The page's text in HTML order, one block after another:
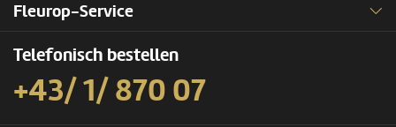
Fleurop-Service
Telefonisch bestellen
+43/ 1/ 870 07